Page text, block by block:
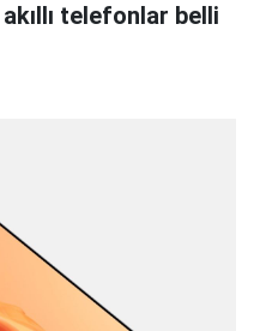
telefonlar belli